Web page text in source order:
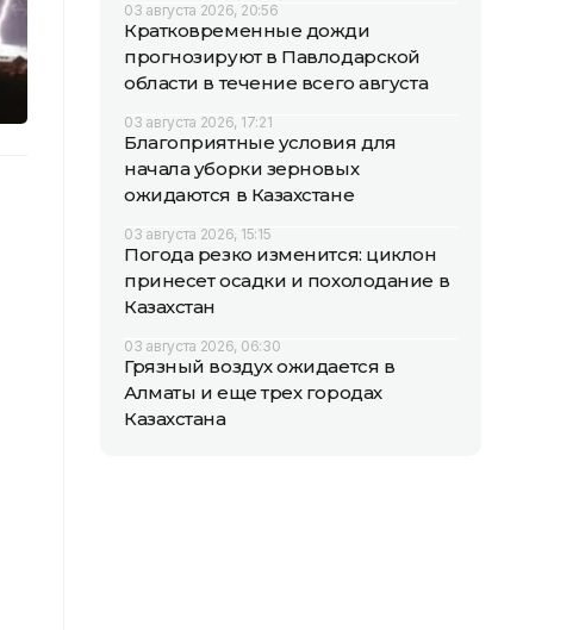
03 августа 2026, 20:56
Кратковременные дожди
прогнозируют в Павлодарской
области в течение всего августа
03 августа 2026, 17:21
Благоприятные условия для
начала уборки зерновых
ожидаются в Казахстане
03 августа 2026, 15:15
Погода резко изменится: циклон
принесет осадки и похолодание в
Казахстан
03 августа 2026, 06:30
Грязный воздух ожидается в
Алматы и еще трех городах
Казахстана